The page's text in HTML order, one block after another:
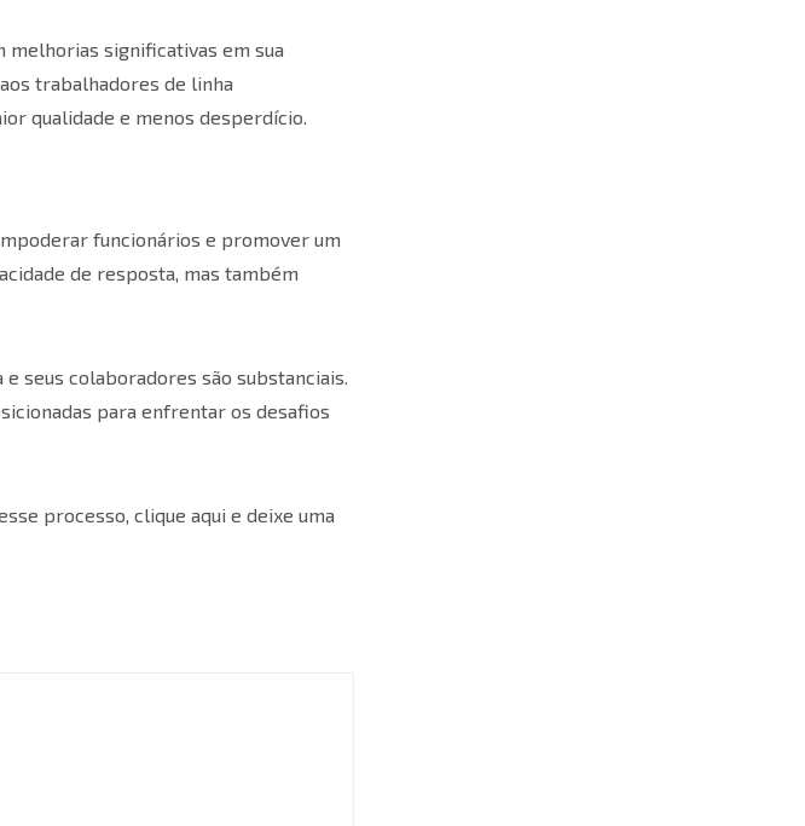
melhorias significativas em sua
trabalhadores de linha
qualidade e menos desperdício.
funcionários e promover um
de resposta, mas também
seus colaboradores são substanciais.
para enfrentar os desafios
processo, clique aqui e deixe uma